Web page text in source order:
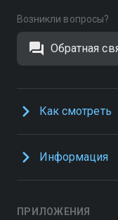
Возникли вопросы?
Обратная
Как смотреть
Информация
ПРИЛОЖЕНИЯ